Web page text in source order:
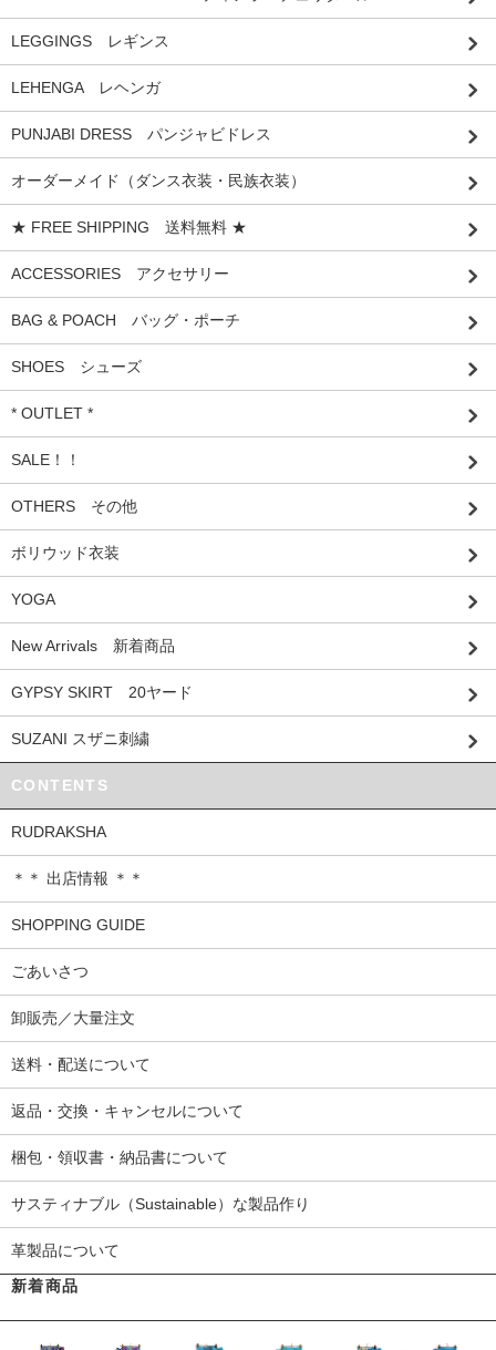
LEGGINGS レギンス
LEHENGA レヘンガ
PUNJABI DRESS パンジャビドレス
オーダーメイド（ダンス衣装・民族衣装）
★ FREE SHIPPING 送料無料 ★
ACCESSORIES アクセサリー
BAG & POACH バッグ・ポーチ
SHOES シューズ
* OUTLET *
SALE！！
OTHERS その他
ボリウッド衣装
YOGA
New Arrivals 新着商品
GYPSY SKIRT 20ヤード
SUZANI スザニ刺繍
CONTENTS
RUDRAKSHA
＊＊ 出店情報 ＊＊
SHOPPING GUIDE
ごあいさつ
卸販売／大量注文
送料・配送について
返品・交換・キャンセルについて
梱包・領収書・納品書について
サスティナブル（Sustainable）な製品作り
革製品について
新着商品